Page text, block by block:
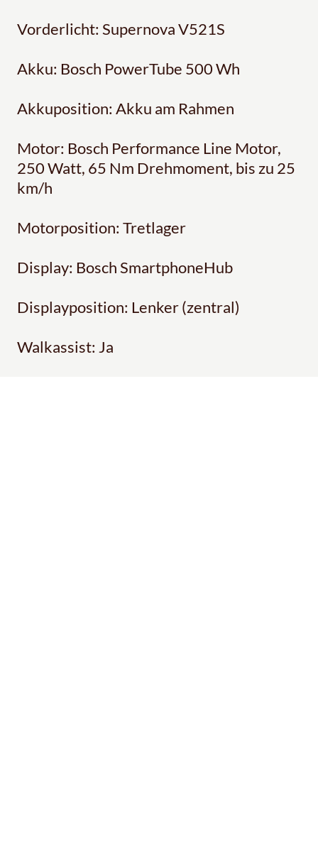
Vorderlicht: Supernova V521S
Akku: Bosch PowerTube 500 Wh
Akkuposition: Akku am Rahmen
Motor: Bosch Performance Line Motor,
250 Watt, 65 Nm Drehmoment, bis zu 25
km/h
Motorposition: Tretlager
Display: Bosch SmartphoneHub
Displayposition: Lenker (zentral)
Walkassist: Ja